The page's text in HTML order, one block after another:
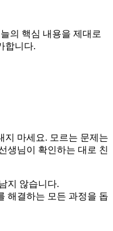
의 핵심 내용을 제대로
합니다.
지 마세요. 모르는 문제는
생님이 확인하는 대로 친
지 않습니다.
해결하는 모든 과정을 돕